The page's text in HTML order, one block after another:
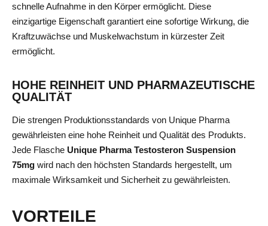
schnelle Aufnahme in den Körper ermöglicht. Diese
einzigartige Eigenschaft garantiert eine sofortige Wirkung, die
Kraftzuwächse und Muskelwachstum in kürzester Zeit
ermöglicht.
HOHE REINHEIT UND PHARMAZEUTISCHE
QUALITÄT
Die strengen Produktionsstandards von Unique Pharma
gewährleisten eine hohe Reinheit und Qualität des Produkts.
Jede Flasche Unique Pharma Testosteron Suspension
75mg wird nach den höchsten Standards hergestellt, um
maximale Wirksamkeit und Sicherheit zu gewährleisten.
VORTEILE